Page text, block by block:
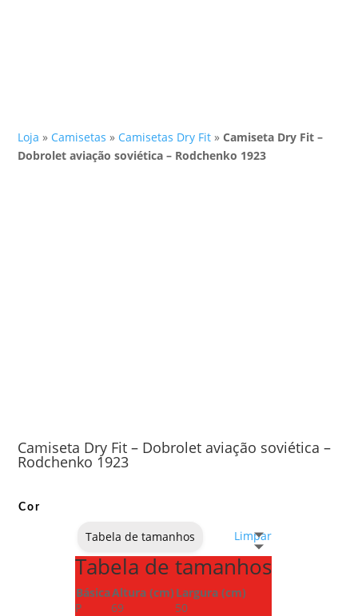
Loja » Camisetas » Camisetas Dry Fit »Camiseta Dry Fit –
Dobrolet aviação soviética – Rodchenko 1923
Camiseta Dry Fit – Dobrolet aviação soviética –
Rodchenko 1923
Cor
Limpar
Tabela de tamanhos
Tabela de tamanhos
BásicaAltura (cm) Largura (cm)
P
69
50